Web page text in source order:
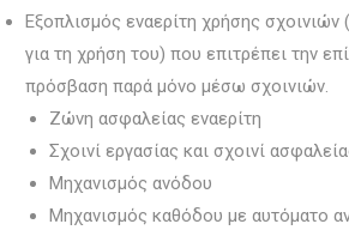
Εξοπλισμός εναερίτη χρήσης
για τη χρήση του) που επιτρέπει την
πρόσβαση παρά μόνο μέσω σχοινιών.
Ζώνη ασφαλείας εναερίτη
Σχοινί εργασίας και σχοινί
Μηχανισμός ανόδου
Μηχανισμός καθόδου με αυτόματο